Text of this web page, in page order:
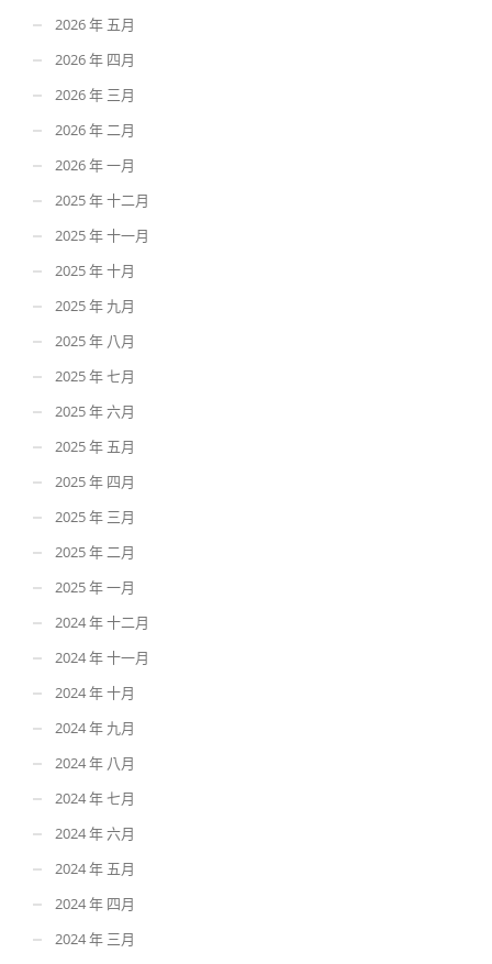
2026 年 五月
2026 年 四月
2026 年 三月
2026 年 二月
2026 年 一月
2025 年 十二月
2025 年 十一月
2025 年 十月
2025 年 九月
2025 年 八月
2025 年 七月
2025 年 六月
2025 年 五月
2025 年 四月
2025 年 三月
2025 年 二月
2025 年 一月
2024 年 十二月
2024 年 十一月
2024 年 十月
2024 年 九月
2024 年 八月
2024 年 七月
2024 年 六月
2024 年 五月
2024 年 四月
2024 年 三月